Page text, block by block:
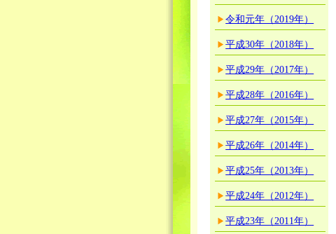
令和元年（2019年）
平成30年（2018年）
平成29年（2017年）
平成28年（2016年）
平成27年（2015年）
平成26年（2014年）
平成25年（2013年）
平成24年（2012年）
平成23年（2011年）